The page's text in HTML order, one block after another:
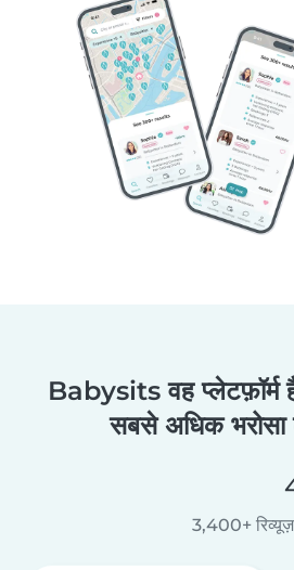
Babysits वह प्लेटफ़ॉर्म है
सबसे अधिक
3,400+ रिव्यूज़